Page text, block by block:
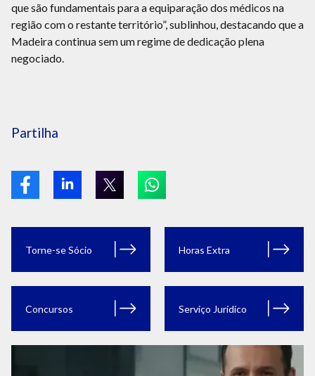
que são fundamentais para a equiparação dos médicos na
região com o restante território”, sublinhou, destacando que a
Madeira continua sem um regime de dedicação plena
negociado.
Partilha
Torne-se Sócio Horas Extra
Concursos Serviço Jurídico